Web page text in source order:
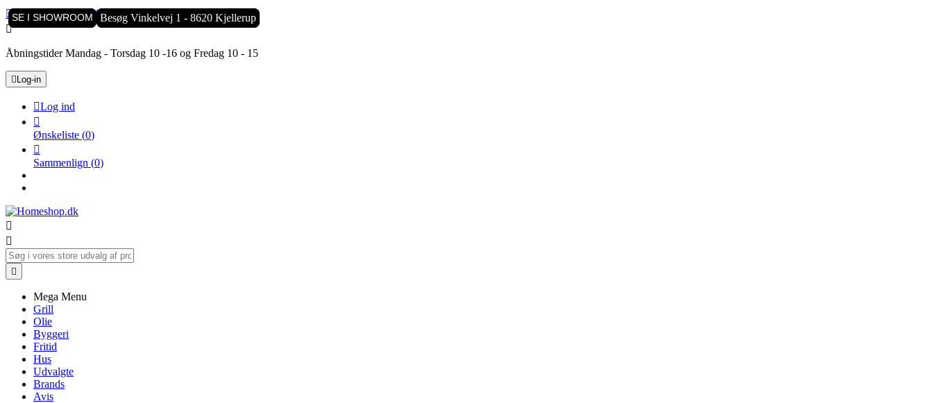
Kundeservice:8770 2525

Åbningstider Mandag - Torsdag 10 -16 og Fredag 10 - 15
 Log-in
Log ind

Ønskeliste (0)

Sammenlign (0)



Mega Menu
Grill
Olie
Byggeri
Fritid
Hus
Udvalgte
Brands
Avis
SE I SHOWROOM Besøg Vinkelvej 1 - 8620 Kjellerup
SE I SHOWROOM Besøg Vinkelvej 1 - 8620 Kjellerup